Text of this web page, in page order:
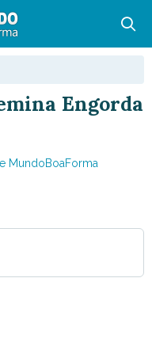
Engorda
MundoBoaForma